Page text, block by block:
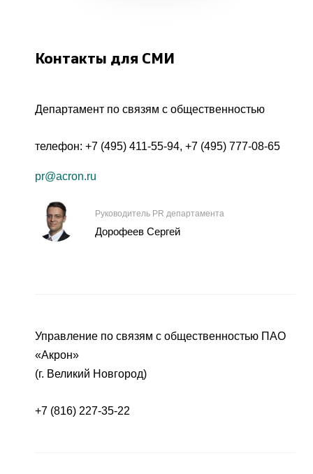
Контакты для СМИ
Департамент по связям с общественностью
телефон: +7 (495) 411-55-94, +7 (495) 777-08-65
pr@acron.ru
Руководитель PR департамента
Дорофеев Сергей
Управление по связям с общественностью ПАО
«Акрон»
(г. Великий Новгород)
+7 (816) 227-35-22